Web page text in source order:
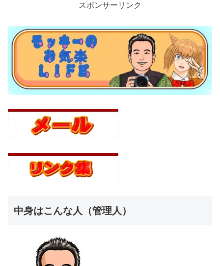
スポンサーリンク
中身はこんな人（管理人）